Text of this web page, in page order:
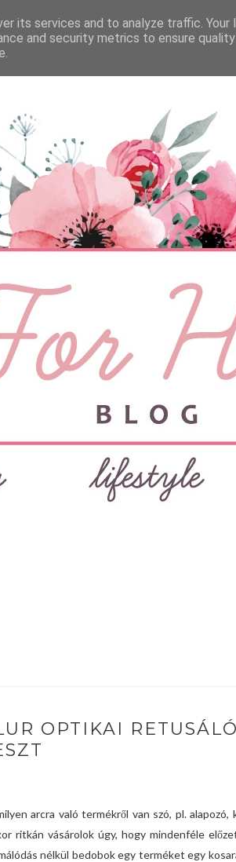
BABA SZEMÉLYES VIDEÓ
OPTIKAI
arcra való termékről van szó, pl.
ritkán vásárolok úgy, hogy mindenféle
nélkül bedobok egy terméket egy
its services and to analyze traffic. Your
and security metrics to ensure